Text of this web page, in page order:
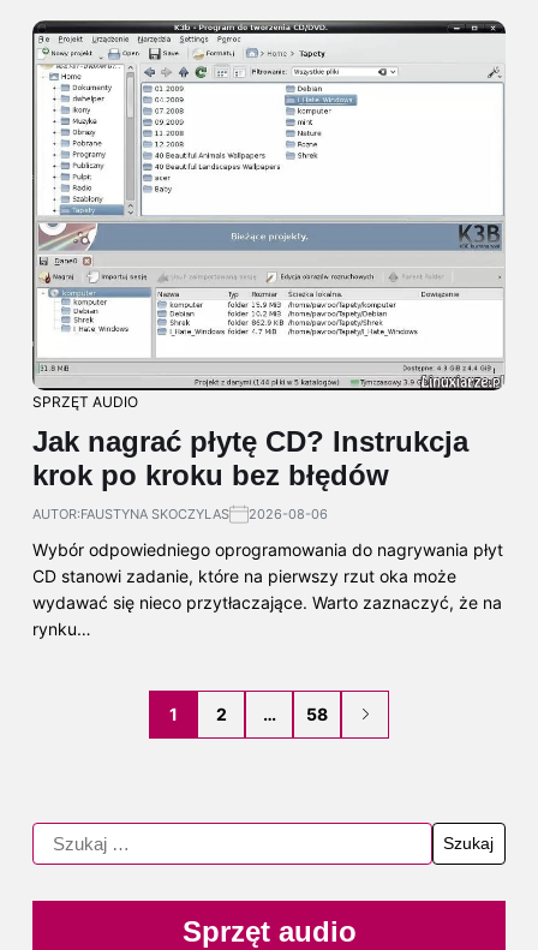
SPRZĘT AUDIO
Jak nagrać płytę CD? Instrukcja
krok po kroku bez błędów
AUTOR:FAUSTYNA SKOCZYLAS 2026-08-06
Wybór odpowiedniego oprogramowania do nagrywania płyt
CD stanowi zadanie, które na pierwszy rzut oka może
wydawać się nieco przytłaczające. Warto zaznaczyć, że na
rynku…
1 2 … 58
Sprzęt audio